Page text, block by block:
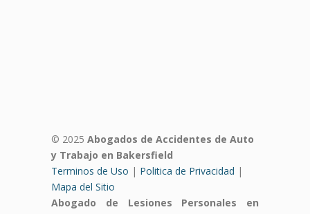
© 2025 Abogados de Accidentes de Auto
y Trabajo en Bakersfield
Terminos de Uso | Politica de Privacidad |
Mapa del Sitio
Abogado de Lesiones Personales en